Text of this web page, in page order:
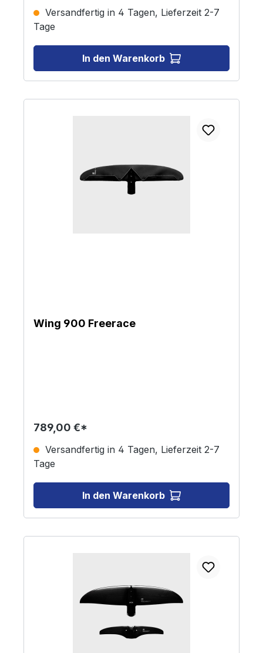
Versandfertig in 4 Tagen, Lieferzeit 2-7
Tage
In den Warenkorb
Wing 900 Freerace
789,00 €*
Versandfertig in 4 Tagen, Lieferzeit 2-7
Tage
In den Warenkorb